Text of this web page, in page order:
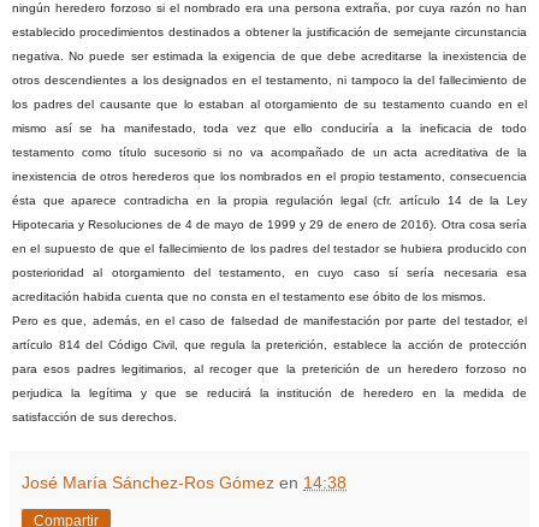
ningún heredero forzoso si el nombrado era una persona extraña, por cuya razón no han
establecido procedimientos destinados a obtener la justificación de semejante circunstancia
negativa. No puede ser estimada la exigencia de que debe acreditarse la inexistencia de
otros descendientes a los designados en el testamento, ni tampoco la del fallecimiento de
los padres del causante que lo estaban al otorgamiento de su testamento cuando en el
mismo así se ha manifestado, toda vez que ello conduciría a la ineficacia de todo
testamento como título sucesorio si no va acompañado de un acta acreditativa de la
inexistencia de otros herederos que los nombrados en el propio testamento, consecuencia
ésta que aparece contradicha en la propia regulación legal (cfr. artículo 14 de la Ley
Hipotecaria y Resoluciones de 4 de mayo de 1999 y 29 de enero de 2016). Otra cosa sería
en el supuesto de que el fallecimiento de los padres del testador se hubiera producido con
posterioridad al otorgamiento del testamento, en cuyo caso sí sería necesaria esa
acreditación habida cuenta que no consta en el testamento ese óbito de los mismos.
Pero es que, además, en el caso de falsedad de manifestación por parte del testador, el
artículo 814 del Código Civil, que regula la preterición, establece la acción de protección
para esos padres legitimarios, al recoger que la preterición de un heredero forzoso no
perjudica la legítima y que se reducirá la institución de heredero en la medida de
satisfacción de sus derechos.
José María Sánchez-Ros Gómez en 14:38
Compartir